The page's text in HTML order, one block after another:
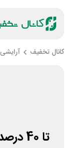
کانال تخفیف
تا